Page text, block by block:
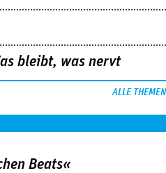
bleibt, was nervt
ALLE THEMEN
Beats«